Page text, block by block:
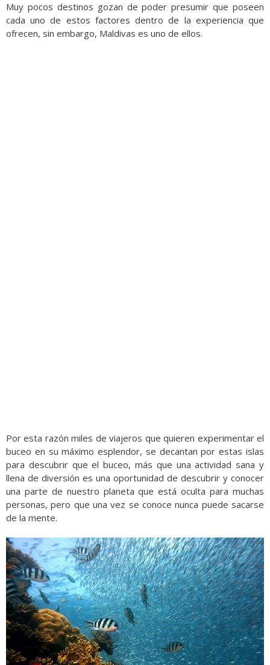
Muy pocos destinos gozan de poder presumir que poseen
cada uno de estos factores dentro de la experiencia que
ofrecen, sin embargo, Maldivas es uno de ellos.
Por esta razón miles de viajeros que quieren experimentar el
buceo en su máximo esplendor, se decantan por estas islas
para descubrir que el buceo, más que una actividad sana y
llena de diversión es una oportunidad de descubrir y conocer
una parte de nuestro planeta que está oculta para muchas
personas, pero que una vez se conoce nunca puede sacarse
de la mente.